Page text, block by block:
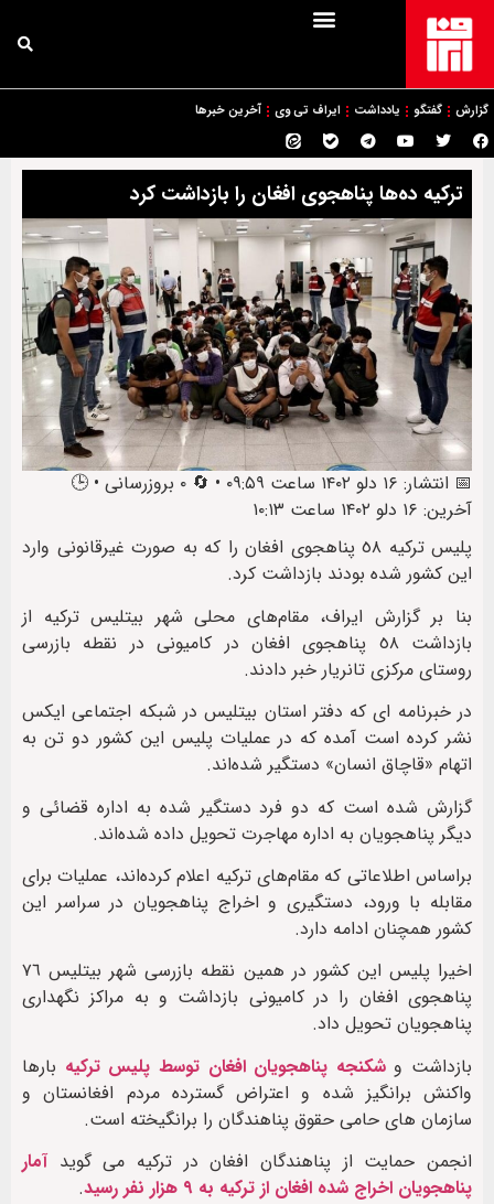
گزارش گفتگو یادداشت ایراف تی وی آخرین خبرها
ترکیه ده‌ها پناهجوی افغان را بازداشت کرد
📅 انتشار: ۱۶ دلو ۱۴۰۲ ساعت ۰۹:۵۹ • 🔄 ۰ بروزرسانی • 🕒
آخرین: ۱۶ دلو ۱۴۰۲ ساعت ۱۰:۱۳
پلیس ترکیه ٥٨ پناهجوی افغان را که به صورت غیرقانونی وارد
این کشور شده بودند بازداشت کرد.
بنا بر گزارش ایراف، مقام‌های محلی شهر بیتلیس ترکیه از
بازداشت ٥٨ پناهجوی افغان در کامیونی در نقطه بازرسی
روستای مرکزی تانریار خبر دادند.
در خبرنامه ای که دفتر استان بیتلیس در شبکه اجتماعی ایکس
نشر کرده است آمده که در عملیات پلیس این کشور دو تن به
اتهام «قاچاق انسان» دستگیر شده‌اند.
گزارش شده است که دو فرد دستگیر شده به اداره قضائی و
دیگر پناهجویان به اداره مهاجرت تحویل داده شده‌اند.
براساس اطلاعاتی که مقام‌های ترکیه اعلام کرده‌اند، عملیات‌ برای
مقابله با ورود، دستگیری و اخراج پناهجویان در سراسر این
کشور همچنان ادامه دارد.
اخیرا پلیس این کشور در همین نقطه بازرسی شهر بیتلیس ٧٦
پناهجوی افغان را در کامیونی بازداشت و به مراکز نگهداری
پناهجویان تحویل داد.
بازداشت وشکنجه پناهجویان افغان توسط پلیس ترکیه بارها
واکنش برانگیز شده و اعتراض گسترده مردم افغانستان و
سازمان های حامی حقوق پناهندگان را برانگیخته است.
انجمن حمایت از پناهندگان افغان در ترکیه می گوید آمار
پناهجویان اخراج شده افغان از ترکیه به ۹ هزار نفر رسید
.